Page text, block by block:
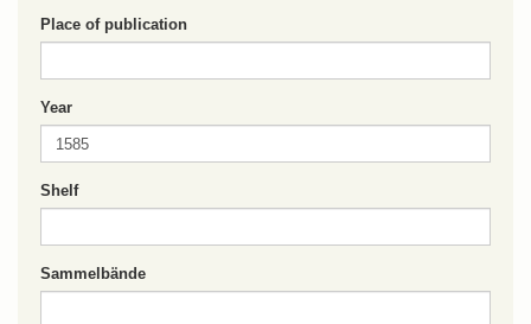
Place of publication
Year
Shelf
Sammelbände